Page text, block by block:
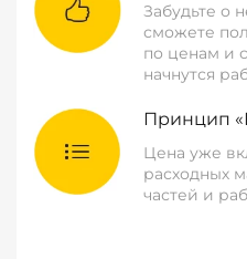
Забудьте о
сможете
по ценам и
начнутся
Принцип
Цена уже
расходных
частей и